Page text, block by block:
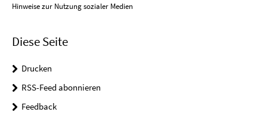
Hinweise zur Nutzung sozialer Medien
Diese Seite
Drucken
RSS-Feed abonnieren
Feedback